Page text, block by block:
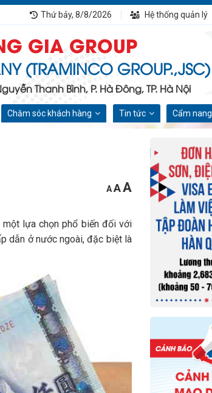
Thứ bảy, 8/8/2026 Hệ thống quản lý
GIA GROUP
(TRAMINCO GROUP.,JSC)
Thanh Bình, P. Hà Đông, TP. Hà Nội
Chăm sóc khách hàng Tin tức Cẩm nang
A Decrease
font
size.
A Reset
font
A Increase
font
size.
lựa chọn phổ biến đối với
dẫn ở nước ngoài, đặc biệt là